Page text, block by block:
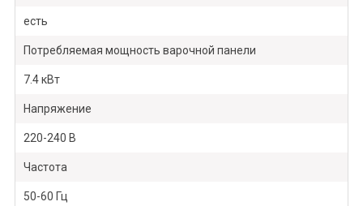
есть
Потребляемая мощность варочной панели
7.4 кВт
Напряжение
220-240 В
Частота
50-60 Гц